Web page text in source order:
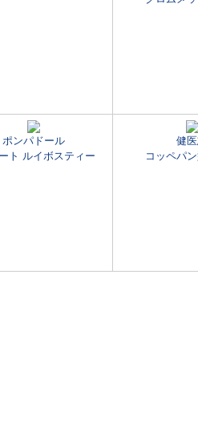
ポンパドール
ト ルイボスティー
健
コッペパ